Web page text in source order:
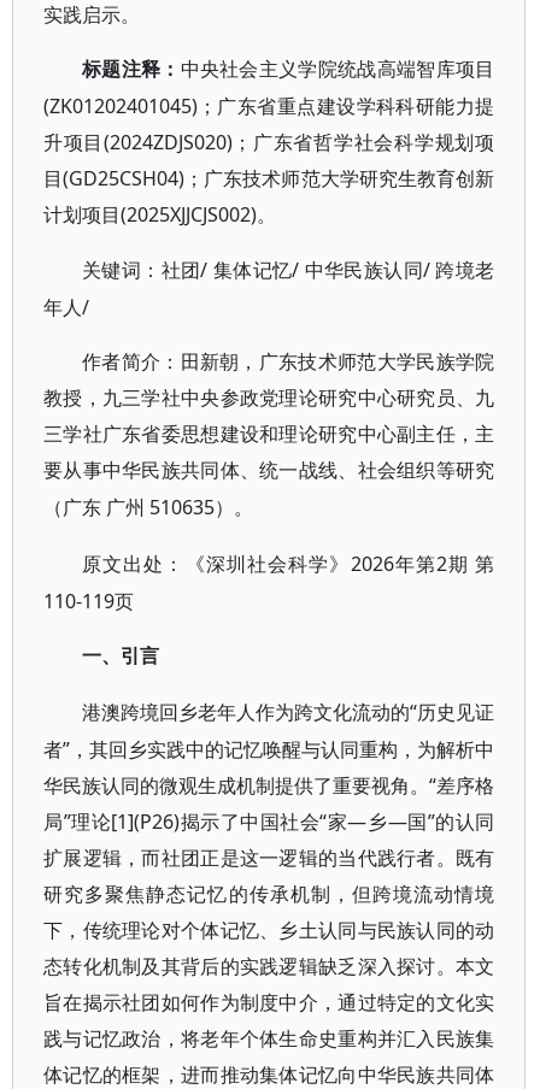
实践启示。
标题注释： 中央社会主义学院统战高端智库项目
(ZK01202401045)；广东省重点建设学科科研能力提
升项目(2024ZDJS020)；广东省哲学社会科学规划项
目(GD25CSH04)；广东技术师范大学研究生教育创新
计划项目(2025XJJCJS002)。
关键词：社团/ 集体记忆/ 中华民族认同/ 跨境老
年人/
作者简介：田新朝，广东技术师范大学民族学院
教授，九三学社中央参政党理论研究中心研究员、九
三学社广东省委思想建设和理论研究中心副主任，主
要从事中华民族共同体、统一战线、社会组织等研究
（广东 广州 510635）。
原文出处：《深圳社会科学》 2026年第2期 第
110-119页
一、引言
港澳跨境回乡老年人作为跨文化流动的“历史见证
者”，其回乡实践中的记忆唤醒与认同重构，为解析中
华民族认同的微观生成机制提供了重要视角。“差序格
局”理论[1](P26)揭示了中国社会“家—乡—国”的认同
扩展逻辑，而社团正是这一逻辑的当代践行者。既有
研究多聚焦静态记忆的传承机制，但跨境流动情境
下，传统理论对个体记忆、乡土认同与民族认同的动
态转化机制及其背后的实践逻辑缺乏深入探讨。本文
旨在揭示社团如何作为制度中介，通过特定的文化实
践与记忆政治，将老年个体生命史重构并汇入民族集
体记忆的框架，进而推动集体记忆向中华民族共同体